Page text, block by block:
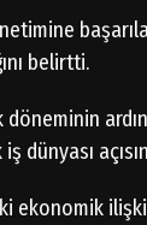
belirtti.
döneminin
dünyası
ekonomik